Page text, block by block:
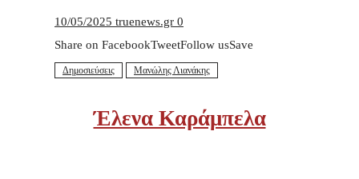
10/05/2025 truenews.gr 0
Share on FacebookTweetFollow usSave
Δημοσιεύσεις Μανώλης Λιανάκης
Έλενα Καράμπελα